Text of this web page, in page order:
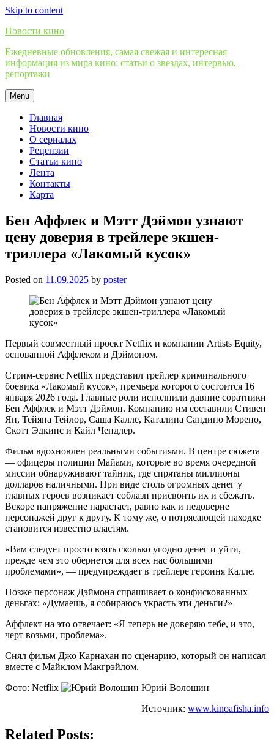
Skip to content
Новости кино
Ежедневные обновления, самая свежая и интересная
информация из мира кино: статьи о звездах, интервью,
репортажи
Menu
Главная
Новости кино
О сериалах
Рецензии
Статьи кино
Лента
Контакты
Карта
Бен Аффлек и Мэтт Дэймон узнают
цену доверия в трейлере экшен-
триллера «Лакомый кусок»
Posted on 11.09.2025 by poster
Первый совместный проект Netflix и компании Artists Equity,
основанной Аффлеком и Дэймоном.
Стрим-сервис Netflix представил трейлер криминального
боевика «Лакомый кусок», премьера которого состоится 16
января 2026 года. Главные роли исполнили давние соратники
Бен Аффлек и Мэтт Дэймон. Компанию им составили Стивен
Ян, Тейяна Тейлор, Саша Калле, Каталина Сандино Морено,
Скотт Эдкинс и Кайл Чендлер.
Фильм вдохновлен реальными событиями. В центре сюжета
— офицеры полиции Майами, которые во время очередной
миссии обнаруживают тайник, где спрятаны миллионы
долларов наличными. При виде столь огромных денег у
главных героев возникает соблазн присвоить их и сбежать.
Вскоре напряжение нарастает, равно как и недоверие
персонажей друг к другу. К тому же, о потрясающей находке
становится известно властям.
«Вам следует просто взять сколько угодно денег и уйти,
прежде чем это обернется для всех нас большими
проблемами», — предупреждает в трейлере героиня Калле.
Позже персонаж Дэймона спрашивает о конфискованных
деньгах: «Думаешь, я собираюсь украсть эти деньги?»
Аффлект на это отвечает: «Я теперь не доверяю тебе, и это,
черт возьми, проблема».
Снял фильм Джо Карнахан по сценарию, который он написал
вместе с Майклом Макгрэйлом.
Фото: Netflix
Юрий Волошин
Источник: www.kinoafisha.info
Related Posts: